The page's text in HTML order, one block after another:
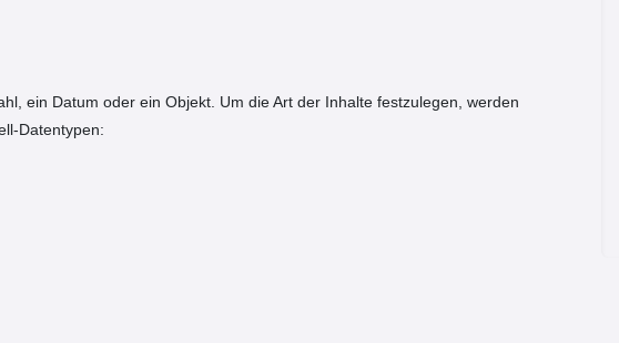
ein Datum oder ein Objekt. Um die Art der Inhalte festzulegen, werden
Datentypen: